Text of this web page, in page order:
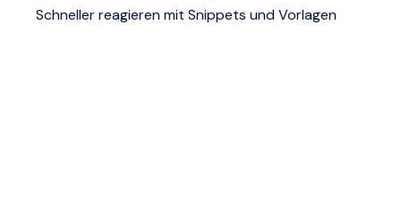
Schneller reagieren mit Snippets und Vorlagen